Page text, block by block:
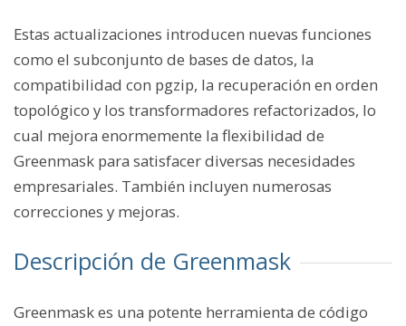
Estas actualizaciones introducen nuevas funciones
como el subconjunto de bases de datos, la
compatibilidad con pgzip, la recuperación en orden
topológico y los transformadores refactorizados, lo
cual mejora enormemente la flexibilidad de
Greenmask para satisfacer diversas necesidades
empresariales. También incluyen numerosas
correcciones y mejoras.
Descripción de Greenmask
Greenmask es una potente herramienta de código